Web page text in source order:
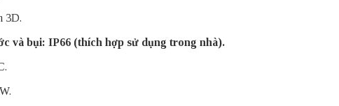
3D.
và bụi: IP66 (thích hợp sử dụng trong nhà).